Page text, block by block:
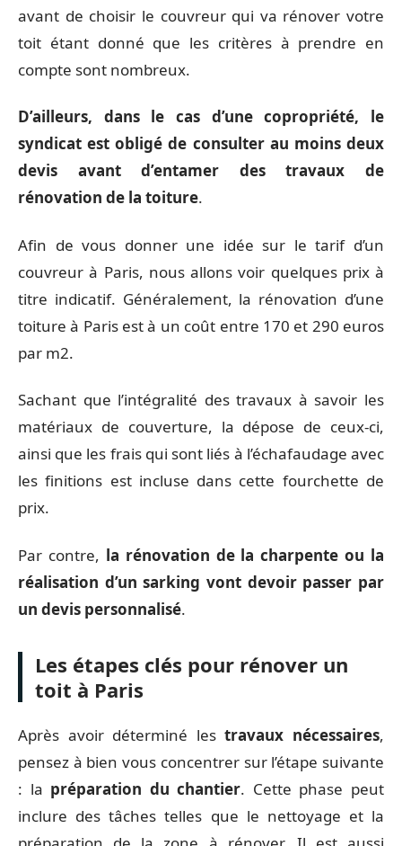
avant de choisir le couvreur qui va rénover votre
toit étant donné que les critères à prendre en
compte sont nombreux.
D’ailleurs, dans le cas d’une copropriété, le
syndicat est obligé de consulter au moins deux
devis avant d’entamer des travaux de
rénovation de la toiture.
Afin de vous donner une idée sur le tarif d’un
couvreur à Paris, nous allons voir quelques prix à
titre indicatif. Généralement, la rénovation d’une
toiture à Paris est à un coût entre 170 et 290 euros
par m2.
Sachant que l’intégralité des travaux à savoir les
matériaux de couverture, la dépose de ceux-ci,
ainsi que les frais qui sont liés à l’échafaudage avec
les finitions est incluse dans cette fourchette de
prix.
Par contre, la rénovation de la charpente ou la
réalisation d’un sarking vont devoir passer par
un devis personnalisé.
Les étapes clés pour rénover un
toit à Paris
Après avoir déterminé lestravaux nécessaires,
pensez à bien vous concentrer sur l’étape suivante
: la préparation du chantier. Cette phase peut
inclure des tâches telles que le nettoyage et la